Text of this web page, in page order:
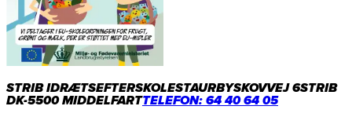
STRIB IDRÆTSEFTERSKOLESTAURBYSKOVVEJ 6STRIB
DK-5500 MIDDELFARTTELEFON: 64 40 64 05